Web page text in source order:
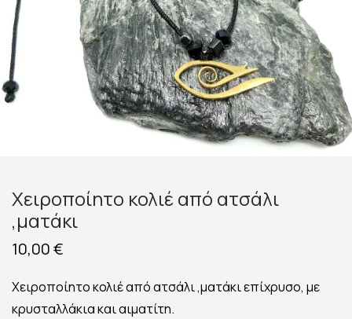
Χειροποίητο κολιέ από ατσάλι
,ματάκι
10,00€
Χειροποίητο κολιέ από ατσάλι ,ματάκι επίχρυσο, με
κρυσταλλάκια και αιματίτη.